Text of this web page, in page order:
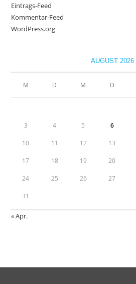
Eintrags-Feed
Kommentar-Feed
WordPress.org
AUGUST 2026
M D M D
3 4 5 6
10 11 12 13
17 18 19 20
24 25 26 27
31
« Apr.